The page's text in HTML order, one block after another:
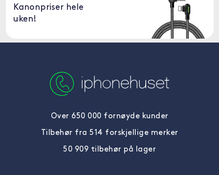
Kanonpriser hele
uken!
Over 650 000 fornøyde kunder
Tilbehør fra 514 forskjellige merker
50 909 tilbehør på lager